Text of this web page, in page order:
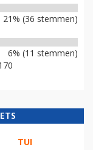
21% (36 stemmen)
6% (11 stemmen)
TUI